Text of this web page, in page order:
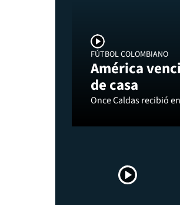
FÚTBOL COLOMBIANO
América
de casa
Once Caldas recibió